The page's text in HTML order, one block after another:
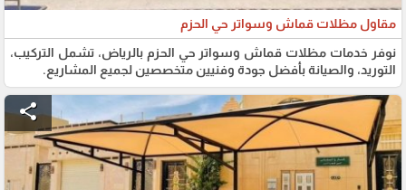
مقاول مظلات قماش وسواتر حي الحزم
نوفر خدمات مظلات قماش وسواتر حي الحزم بالرياض، تشمل التركيب،
التوريد، والصيانة بأفضل جودة وفنيين متخصصين لجميع المشاريع.
share